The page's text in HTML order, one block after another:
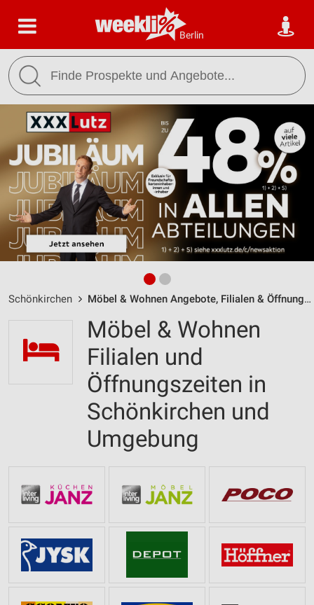
Berlin
Schönkirchen Möbel & Wohnen Angebote, Filialen & Öffnungszeiten
Möbel & Wohnen
Filialen und
Öffnungszeiten in
Schönkirchen und
Umgebung